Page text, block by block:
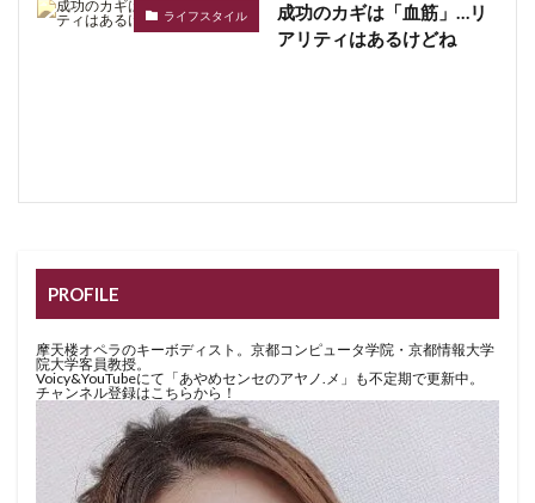
ライフスタイル
成功のカギは「血筋」…リ
アリティはあるけどね
PROFILE
摩天楼オペラのキーボディスト。京都コンピュータ学院・京都情報大学
院大学客員教授。
Voicy&YouTubeにて「あやめセンセのアヤノ.メ」も不定期で更新中。
チャンネル登録はこちらから！